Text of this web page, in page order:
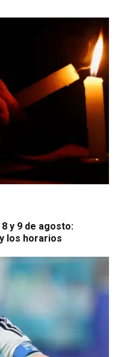
y 9 de agosto:
los horarios